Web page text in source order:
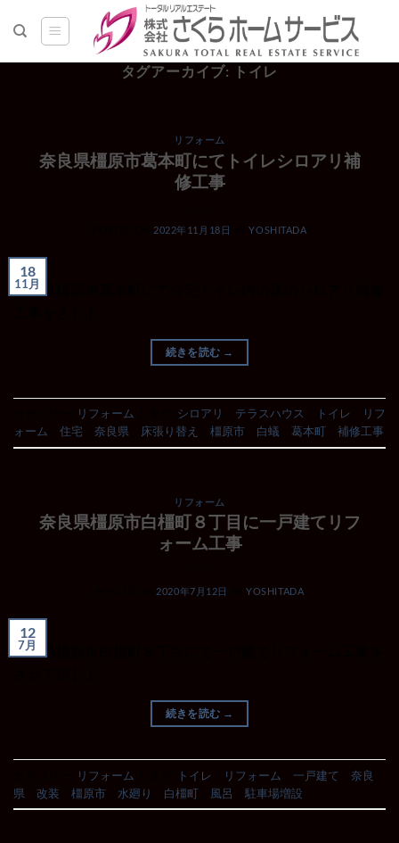
タグアーカイブ:
トイレ
リフォーム
奈良県橿原市葛本町にてトイレシロアリ補
修工事
2022年11月18日 BYYOSHITADA
18
11月
奈良県橿原市葛本町にて住宅トイレ内の床のシロアリ補修
続きを読む →
リフォーム シロアリ テラスハウス トイレ
リフ
ォーム
住宅 奈良県 床張り替え 橿原市 白蟻 葛本町 補修工事
リフォーム
奈良県橿原市白橿町８丁目に一戸建てリフ
ォーム工事
2020年7月12日 BYYOSHITADA
12
7月
奈良県橿原市白橿町８丁目にて一戸建てリフォーム工事を
続きを読む →
リフォーム トイレ リフォーム 一戸建て
奈良
県
改装 橿原市 水廻り 白橿町 風呂 駐車場増設